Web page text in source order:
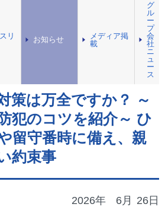
リ
お知らせ
メディア掲
載
グ
ル
ー
プ
会
社
ニ
ュ
ー
ス
策は万全ですか？ ～
犯のコツを紹介～ ひ
留守番時に備え、親
約束事
2026年 6月 26日